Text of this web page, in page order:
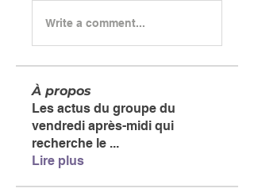
Write a comment...
À propos
Les actus du groupe du
vendredi après-midi qui
recherche le ...
Lire plus